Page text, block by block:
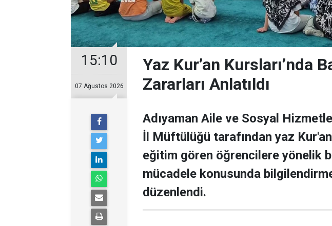
15:10
07 Ağustos 2026
Yaz Kur’an Kursları’nda
Zararları Anlatıldı
Adıyaman Aile ve Sosyal
İl Müftülüğü tarafından yaz
eğitim gören öğrencilere yönelik
mücadele konusunda
düzenlendi.